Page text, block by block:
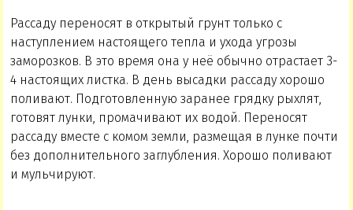
Рассаду переносят в открытый грунт только с
наступлением настоящего тепла и ухода угрозы
заморозков. В это время она у неё обычно отрастает 3-
4 настоящих листка. В день высадки рассаду хорошо
поливают. Подготовленную заранее грядку рыхлят,
готовят лунки, промачивают их водой. Переносят
рассаду вместе с комом земли, размещая в лунке почти
без дополнительного заглубления. Хорошо поливают
и мульчируют.